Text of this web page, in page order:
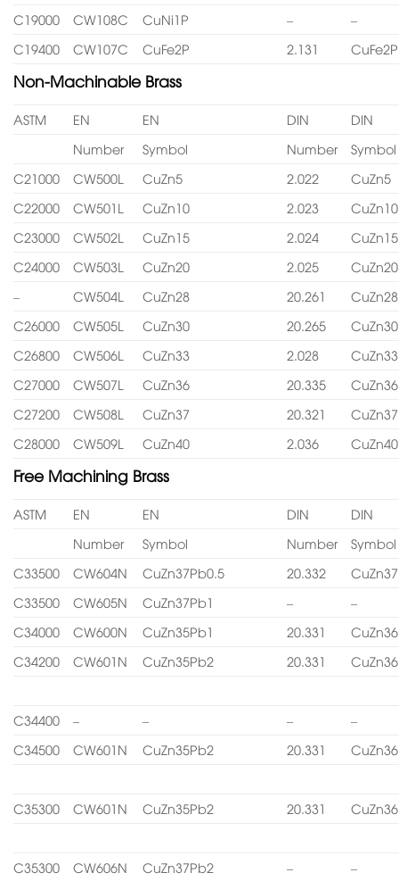
C19000
CW108C CuNi1P –
–
C19400
CW107C CuFe2P 2.131 CuFe2P
Non-Machinable Brass
ASTM EN EN DIN
DIN
Number
Symbol Number
Symbol
C21000
CW500L CuZn5 2.022
CuZn5
C22000
CW501L CuZn10 2.023
CuZn10
C23000
CW502L CuZn15 2.024
CuZn15
C24000
CW503L CuZn20 2.025
CuZn20
–
CW504L CuZn28 20.261
CuZn28
C26000
CW505L CuZn30 20.265
CuZn30
C26800
CW506L CuZn33 2.028
CuZn33
C27000
CW507L CuZn36 20.335
CuZn36
C27200
CW508L CuZn37 20.321
CuZn37
C28000
CW509L CuZn40 2.036 CuZn40
Free Machining Brass
ASTM EN EN DIN
DIN
Number
Symbol Number
Symbol
C33500
CW604N CuZn37Pb0.5 20.332
C33500
CW605N CuZn37Pb1 –
–
C34000
CW600N CuZn35Pb1 20.331
C34200
CW601N CuZn35Pb2 20.331
C34400 – – –
–
C34500
CW601N CuZn35Pb2 20.331
C35300 CW601N CuZn35Pb2 20.331
C35300 CW606N CuZn37Pb2 – –